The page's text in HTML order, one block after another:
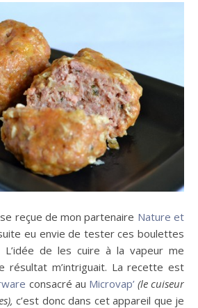
reçue de mon partenaire Nature et
eu envie de tester ces boulettes
de les cuire à la vapeur me
résultat m’intriguait. La recette est
consacré au Microvap’ (le cuiseur
c’est donc dans cet appareil que je